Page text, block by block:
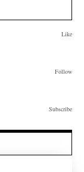
Like
Follow
Subscribe